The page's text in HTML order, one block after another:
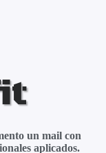
un mail con
aplicados.